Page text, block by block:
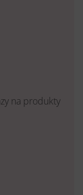
na produkty